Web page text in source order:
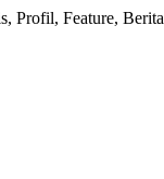
Profil, Feature,